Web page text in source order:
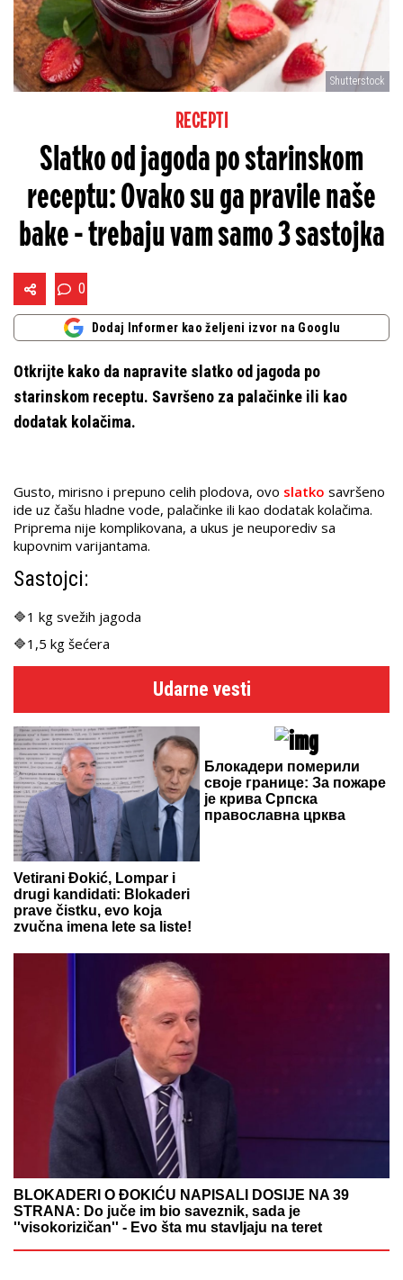
Shutterstock
RECEPTI
Slatko od jagoda po starinskom
receptu: Ovako su ga pravile naše
bake - trebaju vam samo 3 sastojka
0
Dodaj Informer kao željeni izvor na Googlu
Otkrijte kako da napravite slatko od jagoda po
starinskom receptu. Savršeno za palačinke ili kao
dodatak kolačima.
Gusto, mirisno i prepuno celih plodova, ovo slatko savršeno
ide uz čašu hladne vode, palačinke ili kao dodatak kolačima.
Priprema nije komplikovana, a ukus je neuporediv sa
kupovnim varijantama.
Sastojci:
🔷1 kg svežih jagoda
🔷1,5 kg šećera
Udarne vesti
Vetirani Đokić, Lompar i
drugi kandidati: Blokaderi
prave čistku, evo koja
zvučna imena lete sa liste!
Блокадери померили
своје границе: За пожаре
је крива Српска
православна црква
BLOKADERI O ĐOKIĆU NAPISALI DOSIJE NA 39
STRANA: Do juče im bio saveznik, sada je
''visokorizičan'' - Evo šta mu stavljaju na teret